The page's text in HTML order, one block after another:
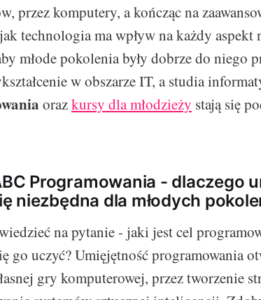
przez komputery, a kończąc na
technologia ma wpływ na każdy aspekt
młode pokolenia były dobrze do niego
w obszarze IT, a studia
orazkursy dla młodzieży stają się
Programowania - dlaczego
niezbędna dla młodych
na pytanie - jaki jest cel
go uczyć? Umięjętność programowania
gry komputerowej, przez tworzenie